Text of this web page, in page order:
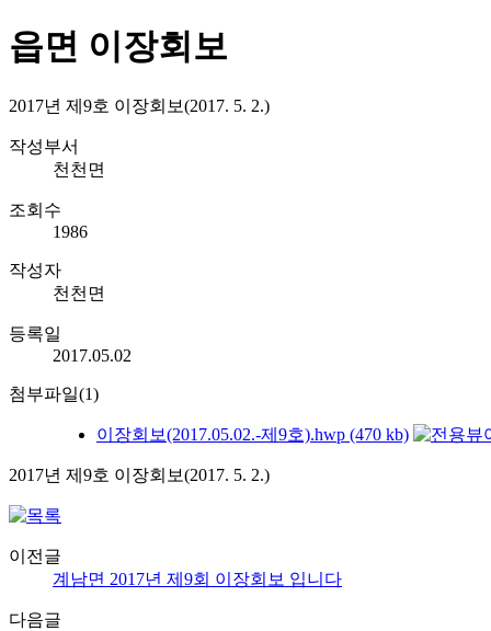
읍면 이장회보
2017년 제9호 이장회보(2017. 5. 2.)
작성부서
천천면
조회수
1986
작성자
천천면
등록일
2017.05.02
첨부파일(1)
이장회보(2017.05.02.-제9호).hwp (470 kb)
2017년 제9호 이장회보(2017. 5. 2.)
이전글
계남면 2017년 제9회 이장회보 입니다
다음글